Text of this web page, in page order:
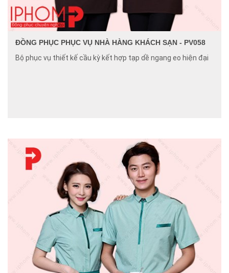
ĐỒNG PHỤC PHỤC VỤ NHÀ HÀNG KHÁCH SẠN - PV058
Bộ phục vụ thiết kế cầu kỳ kết hợp tạp dề ngang eo hiện đại